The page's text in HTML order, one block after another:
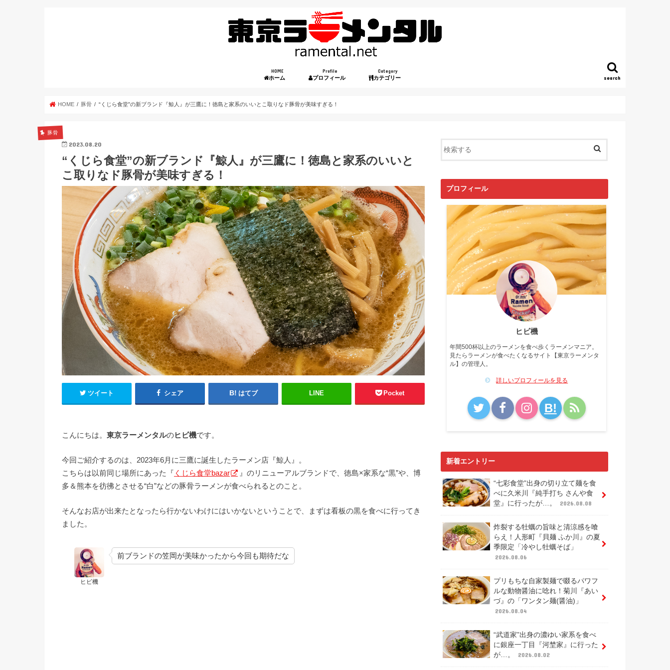
search
HOME
ホーム
Profile
プロフィール
Category
カテゴリー
HOME 豚骨 “くじら食堂”の新ブランド『鯨人』が三鷹に！徳島と家系のいいとこ取りなド豚骨が美味すぎる！
豚骨
2023.08.20
“くじら食堂”の新ブランド『鯨人』が三鷹に！徳島と家系のいいと
こ取りなド豚骨が美味すぎる！
ツイート シェア はてブ LINE Pocket
こんにちは。 東京ラーメンタルのヒビ機です。
今回ご紹介するのは、2023年6月に三鷹に誕生したラーメン店『鯨人』。
こちらは以前同じ場所にあった『 くじら食堂bazar
』のリニューアルブランドで、徳島×家系な“黒”や、博
多＆熊本を彷彿とさせる“白”などの豚骨ラーメンが食べられるとのこと。
そんなお店が出来たとなったら行かないわけにはいかないということで、まずは看板の黒を食べに行ってき
ました。
ヒビ機
前ブランドの笠岡が美味かったから今回も期待だな
プロフィール
ヒビ機
年間500杯以上のラーメンを食べ歩くラーメンマニア。
見たらラーメンが食べたくなるサイト【東京ラーメンタ
ル】の管理人。
詳しいプロフィールを見る
B!
新着エントリー
“七彩食堂”出身の切り立て麺を食
べに久米川『純手打ち さんや食
堂』に行ったが…。
2026.08.08
炸裂する牡蠣の旨味と清涼感を喰
らえ！人形町『貝麺 ふか川』の夏
季限定「冷やし牡蠣そば」
2026.08.06
プリもちな自家製麺で啜るパワフ
ルな動物醤油に唸れ！菊川『あい
づ』の「ワンタン麺(醤油)」
2026.08.04
“武道家”出身の濃ゆい家系を食べ
に銀座一丁目『河埜家』に行った
が…。
2026.08.02